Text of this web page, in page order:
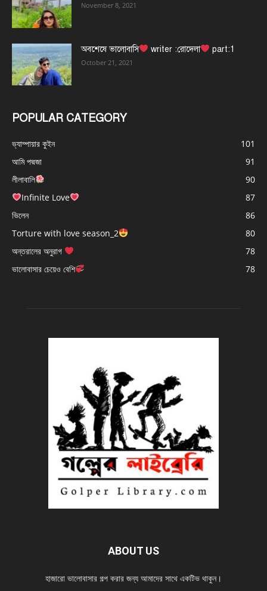
November 8, 2021
অবশেষে ভালোবাসি writer :রোদেলা part:1
October 21, 2021
POPULAR CATEGORY
ভ্যাম্পায়ার কুইন
101
আমি পদ্মজা
91
লীলাবালি
90
Infinite Love
87
ভিলেন
86
Torture with love season_2
80
অন্তরালের অনুরাগ
78
ভালোবাসার চেয়েও বেশি
78
ABOUT US
হাজারো ভালোবাসার গল্প করার জন্য আমাদের সাথে একটিভ থাকুন।